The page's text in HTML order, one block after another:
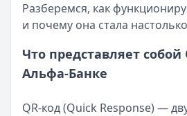
Разберемся, как
и почему она стала
Что представляет собой
Альфа-Банке
QR-код (Quick Response) —